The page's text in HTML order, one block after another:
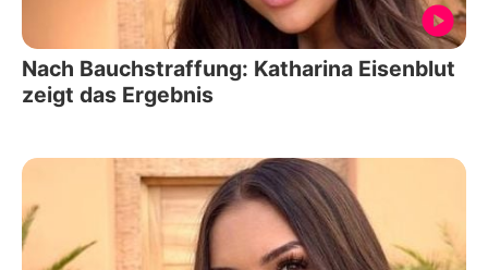
Nach Bauchstraffung: Katharina Eisenblut
zeigt das Ergebnis